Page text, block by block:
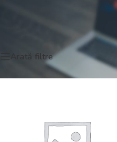
Afișez singurul rezultat
Arată filtre